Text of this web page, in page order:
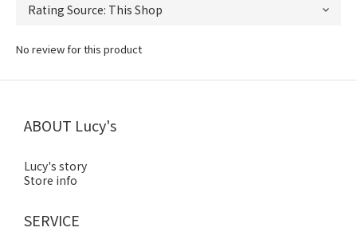
No review for this product
ABOUT Lucy's
Lucy's story
Store info
SERVICE